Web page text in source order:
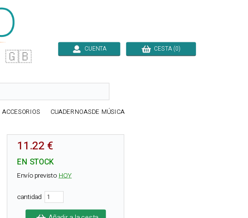
🇬🇧 CUENTA CESTA (0)
ACCESORIOS CUADERNOASDE MÚSICA
11.22 €
EN STOCK
Envío previstoHOY
cantidad